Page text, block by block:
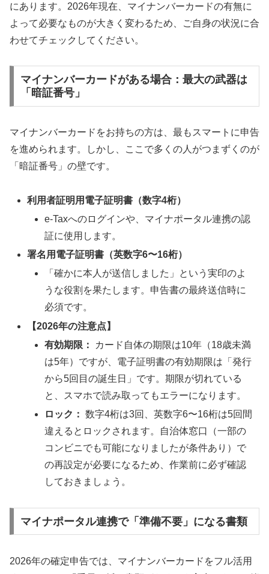
にあります。2026年現在、マイナンバーカードの有無に
よって必要なものが大きく変わるため、ご自身の状況に合
わせてチェックしてください。
マイナンバーカードがある場合：最大の武器は
「暗証番号」
マイナンバーカードをお持ちの方は、最もスマートに申告
を進められます。しかし、ここで多くの人がつまずくのが
「暗証番号」の壁です。
利用者証明用電子証明書（数字4桁）
e-Taxへのログインや、マイナポータル連携の認
証に使用します。
署名用電子証明書（英数字6〜16桁）
「確かに本人が送信しました」という実印のよ
うな役割を果たします。申告書の最終送信時に
必須です。
【2026年の注意点】
有効期限：
カード自体の期限は10年（18歳未満
は5年）ですが、電子証明書の有効期限は「発行
から5回目の誕生日」です。期限が切れている
と、スマホで読み取ってもエラーになります。
ロック： 数字4桁は3回、英数字6〜16桁は5回間
違えるとロックされます。自治体窓口（一部の
コンビニでも可能になりましたが条件あり）で
の再設定が必要になるため、作業前に必ず確認
しておきましょう。
マイナポータル連携で「準備不要」になる書類
2026年の確定申告では、マイナンバーカードをフル活用